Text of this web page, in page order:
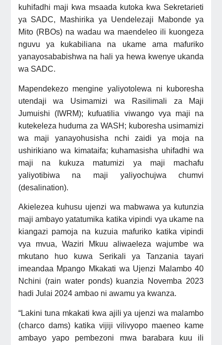
kuhifadhi maji kwa msaada kutoka kwa Sekretarieti
ya SADC, Mashirika ya Uendelezaji Mabonde ya
Mito (RBOs) na wadau wa maendeleo ili kuongeza
nguvu ya kukabiliana na ukame ama mafuriko
yanayosababishwa na hali ya hewa kwenye ukanda
wa SADC.
Mapendekezo mengine yaliyotolewa ni kuboresha
utendaji wa Usimamizi wa Rasilimali za Maji
Jumuishi (IWRM); kufuatilia viwango vya maji na
kutekeleza huduma za WASH; kuboresha usimamizi
wa maji yanayohusisha nchi zaidi ya moja na
ushirikiano wa kimataifa; kuhamasisha uhifadhi wa
maji na kukuza matumizi ya maji machafu
yaliyotibiwa na maji yaliyochujwa chumvi
(desalination).
Akielezea kuhusu ujenzi wa mabwawa ya kutunzia
maji ambayo yatatumika katika vipindi vya ukame na
kiangazi pamoja na
kuzuia mafuriko katika vipindi
vya mvua, Waziri Mkuu aliwaeleza wajumbe wa
mkutano huo kuwa Serikali ya Tanzania tayari
imeandaa Mpango Mkakati wa Ujenzi Malambo 40
Nchini (rain water ponds) kuanzia Novemba 2023
hadi Julai 2024 ambao ni awamu ya kwanza.
“Lakini tuna mkakati kwa ajili ya ujenzi wa malambo
(charco dams) katika vijiji vilivyopo maeneo kame
ambayo yapo pembezoni mwa barabara kuu ili